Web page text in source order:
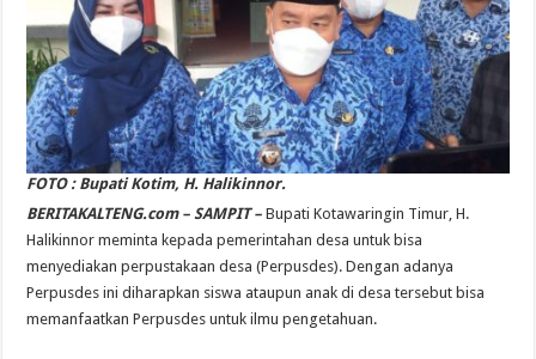
FOTO : Bupati Kotim, H. Halikinnor.
BERITAKALTENG.com – SAMPIT – Bupati Kotawaringin Timur, H.
Halikinnor meminta kepada pemerintahan desa untuk bisa
menyediakan perpustakaan desa (Perpusdes). Dengan adanya
Perpusdes ini diharapkan siswa ataupun anak di desa tersebut bisa
memanfaatkan Perpusdes untuk ilmu pengetahuan.